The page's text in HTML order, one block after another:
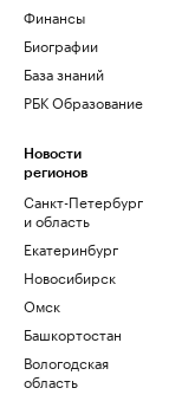
Финансы
Биографии
База знаний
РБК Образование
Новости
регионов
Санкт-Петербург
и область
Екатеринбург
Новосибирск
Омск
Башкортостан
Вологодская
область